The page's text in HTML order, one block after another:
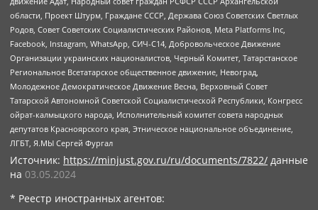
области, Проект Штурм, Граждане СССР, Держава Союз Советских Светлых
Родов, Совет Советских Социалистических Районов, Meta Platforms Inc,
Facebook, Instagram, WhatsApp, СИЧ-С14, Добровольческое Движение
Организации украинских националистов, Черный Комитет, Татарстанское
Региональное Всетатарское общественное движение, Невоград,
Молодежное Демократическое Движение Весна, Верховный Совет
Татарской Автономной Советской Социалистической Республики, Конгресс
ойрат-калмыцкого народа, Исполнительный комитет совета народных
депутатов Красноярского края, Этническое национальное объединение,
ЛГБТ, Я.МЫ Сергей Фургал
Источник: https://minjust.gov.ru/ru/documents/7822/ данные
на 03.05.2024
* Реестр иностранных агентов: